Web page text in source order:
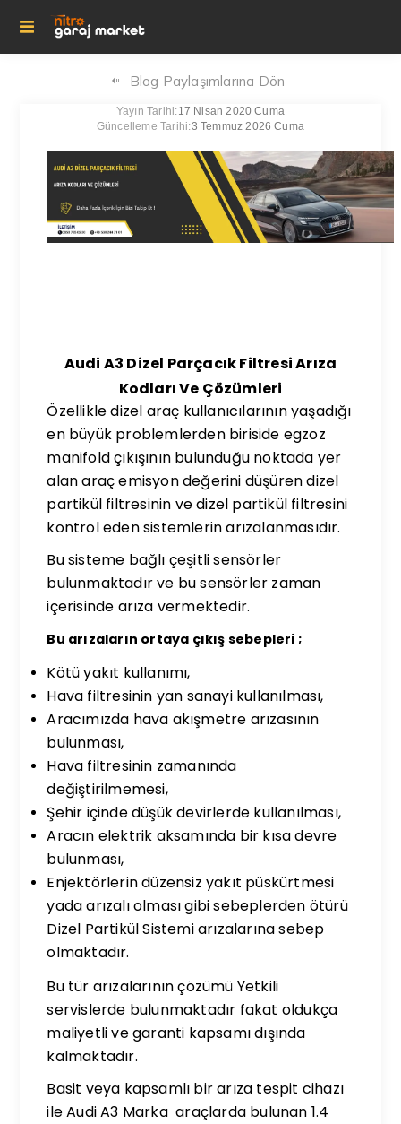
Blog Paylaşımlarına Dön
Yayın Tarihi:17 Nisan 2020 Cuma
Güncelleme Tarihi:3 Temmuz 2026 Cuma
Audi A3 Dizel Parçacık Filtresi Arıza
Kodları Ve Çözümleri
Özellikle dizel araç kullanıcılarının yaşadığı
en büyük problemlerden biriside egzoz
manifold çıkışının bulunduğu noktada yer
alan araç emisyon değerini düşüren dizel
partikül filtresinin ve dizel partikül filtresini
kontrol eden sistemlerin arızalanmasıdır.
Bu sisteme bağlı çeşitli sensörler
bulunmaktadır ve bu sensörler zaman
içerisinde arıza vermektedir.
Bu arızaların ortaya çıkış sebepleri ;
Kötü yakıt kullanımı,
Hava filtresinin yan sanayi kullanılması,
Aracımızda hava akışmetre arızasının
bulunması,
Hava filtresinin zamanında
değiştirilmemesi,
Şehir içinde düşük devirlerde kullanılması,
Aracın elektrik aksamında bir kısa devre
bulunması,
Enjektörlerin düzensiz yakıt püskürtmesi
yada arızalı olması gibi sebeplerden ötürü
Dizel Partikül Sistemi arızalarına sebep
olmaktadır.
Bu tür arızalarının çözümü Yetkili
servislerde bulunmaktadır fakat oldukça
maliyetli ve garanti kapsamı dışında
kalmaktadır.
Basit veya kapsamlı bir arıza tespit cihazı
ile Audi A3 Marka araçlarda bulunan 1.4